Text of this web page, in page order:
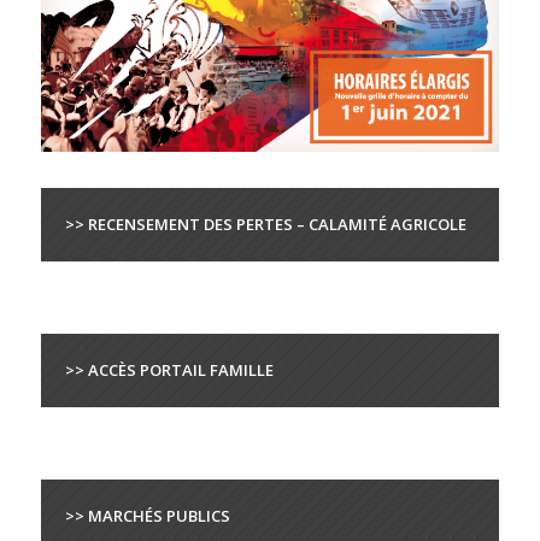
>> RECENSEMENT DES PERTES – CALAMITÉ AGRICOLE
>> ACCÈS PORTAIL FAMILLE
>> MARCHÉS PUBLICS